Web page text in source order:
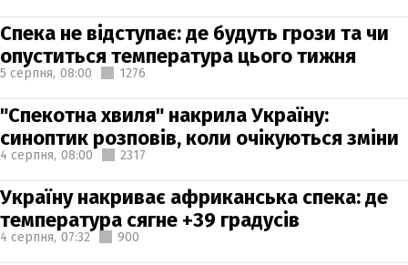
Спека не відступає: де будуть грози та чи
опуститься температура цього тижня
5 серпня, 08:00 1276
"Спекотна хвиля" накрила Україну:
синоптик розповів, коли очікуються зміни
4 серпня, 08:00 2317
Україну накриває африканська спека: де
температура сягне +39 градусів
4 серпня, 07:32 900